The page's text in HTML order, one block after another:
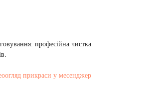
професійна чистка
прикраси у месенджер